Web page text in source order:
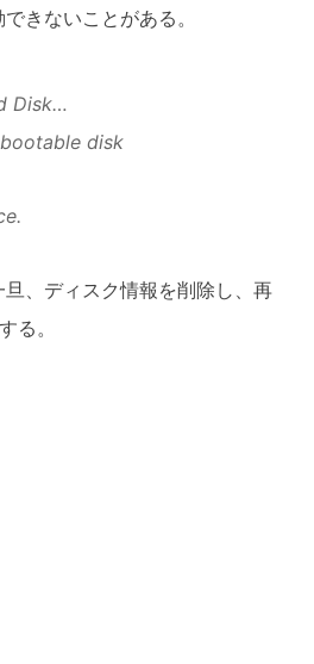
きないことがある。
Disk…
disk
、ディスク情報を削除し、再
る。